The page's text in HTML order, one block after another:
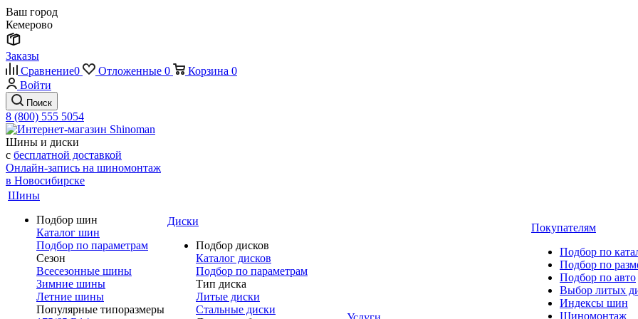
Ваш город
Кемерово
Заказы
Сравнение0 Отложенные 0 Корзина 0
Войти
Поиск
8 (800) 555 5054
Шины и диски
с бесплатной доставкой
Онлайн-запись на шиномонтаж
в Новосибирске
Шины
Подбор шин
Каталог шин
Подбор по параметрам
Сезон
Всесезонные шины
Зимние шины
Летние шины
Популярные типоразмеры
Диски
Подбор дисков
Каталог дисков
Подбор по параметрам
Тип диска
Литые диски
Стальные диски
Покупателям
Подбор по
Подбор по
Подбор по авто
Выбор литых
Индексы шин
Шиномонтаж